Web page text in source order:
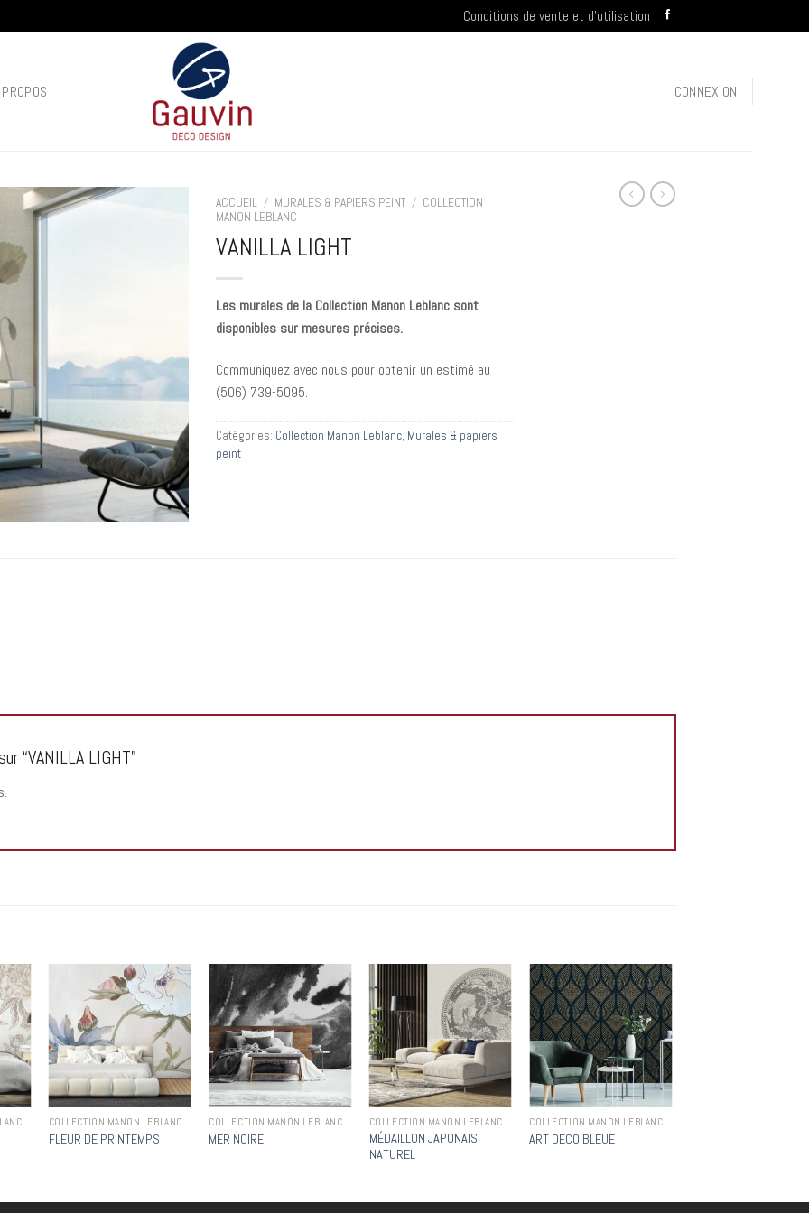
Conditions de vente et d’utilisation
CONNEXION
ACCUEIL / MURALES & PAPIERS PEINT / COLLECTION
MANON LEBLANC
VANILLA LIGHT
Les murales de la Collection Manon Leblanc sont
disponibles sur mesures précises.
Communiquez avec nous pour obtenir un estimé au
(506) 739-5095.
Catégories: Collection Manon Leblanc, Murales & papiers
peint
“VANILLA LIGHT”
to
Add to
wishlist
COLLECTION MANON LEBLANC
FLEUR DE PRINTEMPS
Add to
wishlist
COLLECTION MANON LEBLANC
MER NOIRE
Add to
wishlist
COLLECTION MANON LEBLANC
MÉDAILLON JAPONAIS
NATUREL
Add to
wishlist
COLLECTION MANON LEBLANC
ART DECO BLEUE